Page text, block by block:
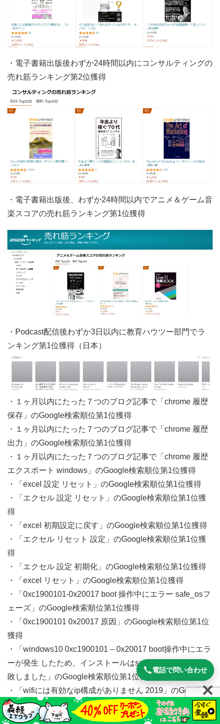
・電子書籍出版後わずか24時間以内にコンサルティングの
売れ筋ランキング第2位獲得
・電子書籍出版後、わずか24時間以内でアニメ＆ゲーム音
楽スコアの売れ筋ランキング第1位獲得
・Podcast配信後わずか3日以内に教育ハウツー部門でラ
ンキング第1位獲得（日本）
・１ヶ月以内にたった７つのブログ記事で「chrome 履歴
保存」のGoogle検索順位第1位獲得
・１ヶ月以内にたった７つのブログ記事で「chrome 履歴
出力」のGoogle検索順位第1位獲得
・１ヶ月以内にたった７つのブログ記事で「chrome 履歴
エクスポート windows」のGoogle検索順位第1位獲得
・「excel 設定 リセット」のGoogle検索順位第1位獲得
・「エクセル 設定 リセット」のGoogle検索順位第1位獲
得
・「excel 初期設定に戻す」のGoogle検索順位第1位獲得
・「エクセル リセット 設定」のGoogle検索順位第1位獲
得
・「エクセル 設定 初期化」のGoogle検索順位第1位獲得
・「excel リセット」のGoogle検索順位第1位獲得
・「0xc1900101-0x20017 boot 操作中にエラー safe_osフ
ェーズ」のGoogle検索順位第1位獲得
・「0xc1900101 0x20017 原因」のGoogle検索順位第1位
獲得
・「windows10 0xc1900101 – 0x20017 boot操作中にエラ
ーが発生 したため、インストールはsafe_osフェーズで失
敗しました」のGoogle検索順位第1位獲得
・「wifiには有効なip構成がありません 2019」のGoogle検
索順位第1位獲得
・出品後１年以内でココナラITサポートランキング第1位
電話で問い合わせ